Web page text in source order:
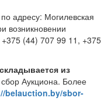
адресу: Могилевская
возникновении
(44) 707 99 11, +375
11.
из
Аукциона. Более
belauction.by/sbor-